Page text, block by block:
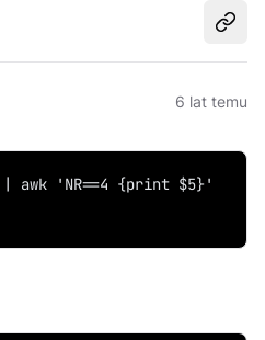
6 lat temu
awk 'NR==4 {print $5}'